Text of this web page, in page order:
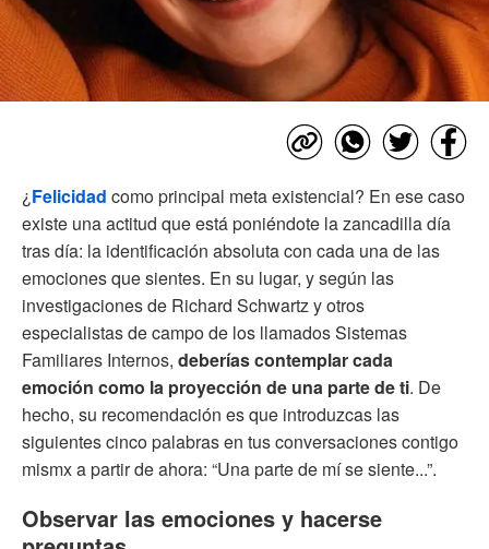
¿Felicidad como principal meta existencial? En ese caso
existe una actitud que está poniéndote la zancadilla día
tras día: la identificación absoluta con cada una de las
emociones que sientes. En su lugar, y según las
investigaciones de Richard Schwartz y otros
especialistas de campo de los llamados Sistemas
Familiares Internos, deberías contemplar cada
emoción como la proyección de una parte de ti. De
hecho, su recomendación es que introduzcas las
siguientes cinco palabras en tus conversaciones contigo
mismx a partir de ahora: “Una parte de mí se siente...”.
Observar las emociones y hacerse